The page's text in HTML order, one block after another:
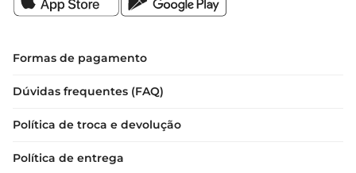
Formas de pagamento
Dúvidas frequentes (FAQ)
Política de troca e devolução
Política de entrega